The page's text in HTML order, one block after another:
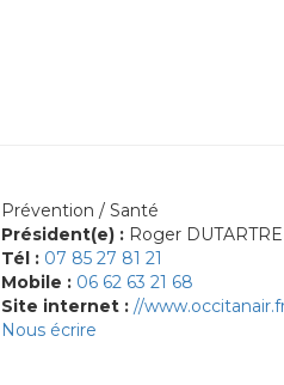
Prévention / Santé
Président(e) : Roger
Tél : 07 85 27 81 21
Mobile : 06 62 63 21 68
Site internet : //
Nous écrire